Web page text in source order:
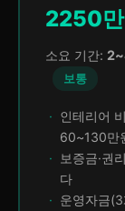
2250
소요 기간:
보통
인테리어
60~130만
보증금·권
다
운영자금